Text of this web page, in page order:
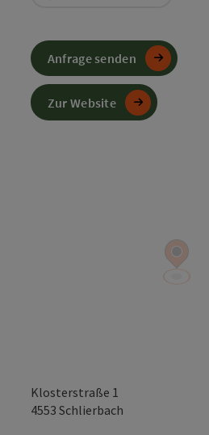
Klosterstraße 1
4553 Schlierbach
Anfrage senden
Zur Website